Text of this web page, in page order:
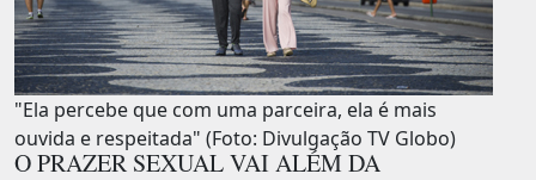
"Ela percebe que com uma parceira, ela é mais
ouvida e respeitada" (Foto: Divulgação TV Globo)
O PRAZER SEXUAL VAI ALÉM DA